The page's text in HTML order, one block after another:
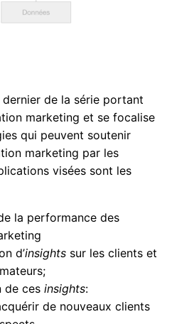
de la série portant
marketing et se focalise
qui peuvent soutenir
marketing par les
visées sont les
la performance des
d’insights sur les clients et
de ces insights:
de nouveaux clients